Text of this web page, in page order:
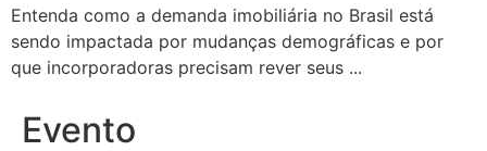
Entenda como a demanda imobiliária no Brasil está
sendo impactada por mudanças demográficas e por
que incorporadoras precisam rever seus ...
Evento